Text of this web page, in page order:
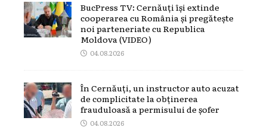
BucPress TV: Cernăuți își extinde
cooperarea cu România și pregătește
noi parteneriate cu Republica
Moldova (VIDEO)
04.08.2026
În Cernăuți, un instructor auto acuzat
de complicitate la obținerea
frauduloasă a permisului de șofer
04.08.2026